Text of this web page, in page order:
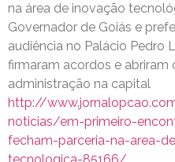
na área de inovação
Governador de Goiás e
audiência no Palácio Pedro
firmaram acordos e abriram
administração na capital
http://
noticias/em-primeiro-
fecham-parceria-na-area-